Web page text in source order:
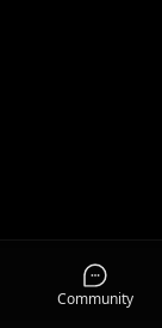
Community